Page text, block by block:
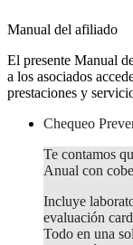
Manual del afiliado
El presente Manual
a los asociados
prestaciones y
Chequeo
Te contamos
Anual con
Incluye
evaluación
Todo en una